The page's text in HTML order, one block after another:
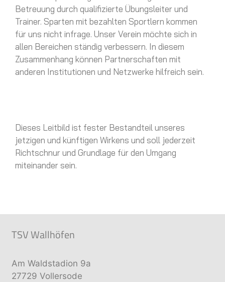
Betreuung durch qualifizierte Übungsleiter und
Trainer. Sparten mit bezahlten Sportlern kommen
für uns nicht infrage. Unser Verein möchte sich in
allen Bereichen ständig verbessern. In diesem
Zusammenhang können Partnerschaften mit
anderen Institutionen und Netzwerke hilfreich sein.
Dieses Leitbild ist fester Bestandteil unseres
jetzigen und künftigen Wirkens und soll jederzeit
Richtschnur und Grundlage für den Umgang
miteinander sein.
TSV Wallhöfen
Am Waldstadion 9a
27729 Vollersode